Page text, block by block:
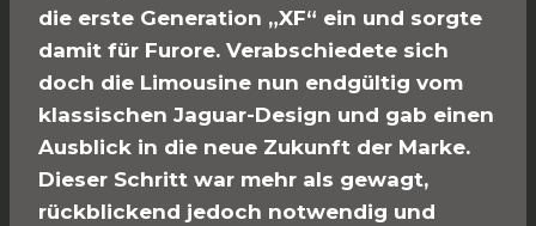
die erste Generation „XF“ ein und sorgte
damit für Furore. Verabschiedete sich
doch die Limousine nun endgültig vom
klassischen Jaguar-Design und gab einen
Ausblick in die neue Zukunft der Marke.
Dieser Schritt war mehr als gewagt,
rückblickend jedoch notwendig und